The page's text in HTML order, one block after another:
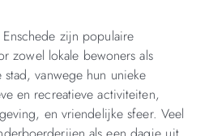
zijn populaire
zowel lokale bewoners als
vanwege hun unieke
en recreatieve activiteiten,
en vriendelijke sfeer. Veel